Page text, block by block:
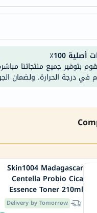
أصلية 100٪
بتوفير جميع منتجاتنا
في درجة الحرارة. ولضمان
Skin1004 Madagascar
Centella Probio Cica
Essence Toner 210ml
Delivery by Tomorrow